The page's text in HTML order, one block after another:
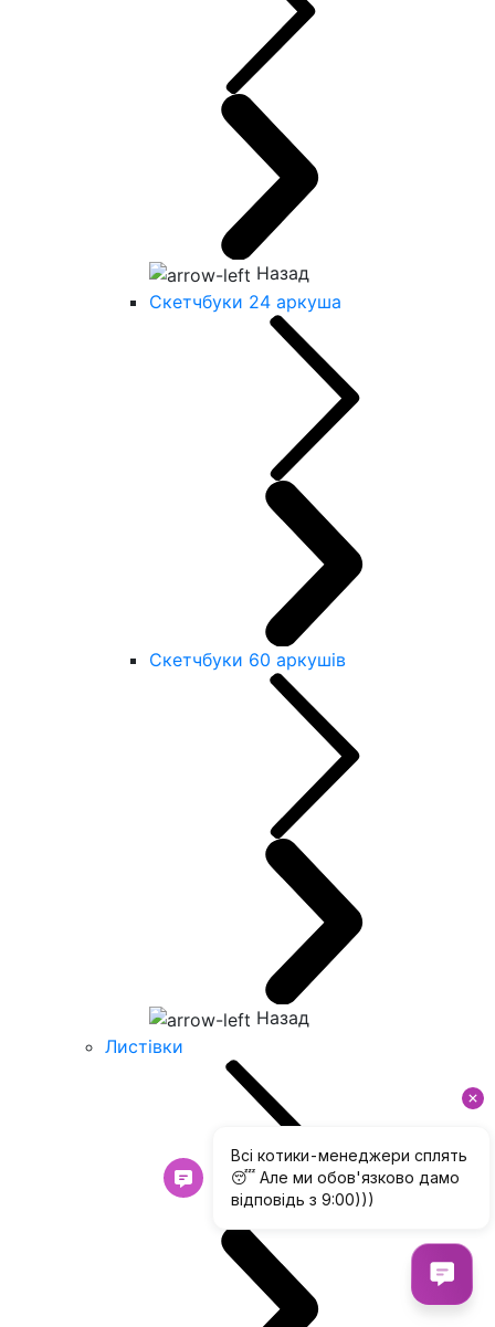
Назад
Скетчбуки 24 аркуша
Скетчбуки 60 аркушів
Назад
Листівки